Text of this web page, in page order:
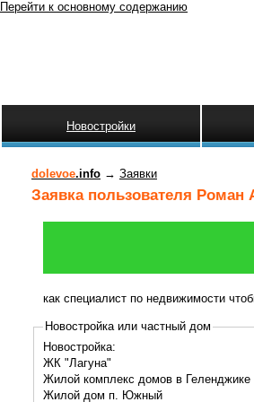
Перейти к основному содержанию
Новостройки
dolevoe.info → Заявки
Заявка пользователя Роман
как специалист по недвижимости
Новостройка или частный дом
Новостройка:
ЖК "Лагуна"
Жилой комплекс домов в Геленджике
Жилой дом п. Южный